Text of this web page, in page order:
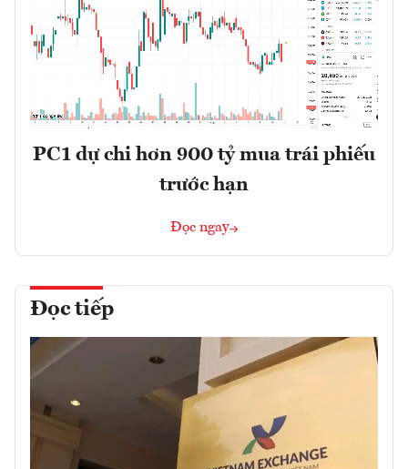
PC1 dự chi hơn 900 tỷ mua trái phiếu
trước hạn
Đọc ngay
Đọc tiếp